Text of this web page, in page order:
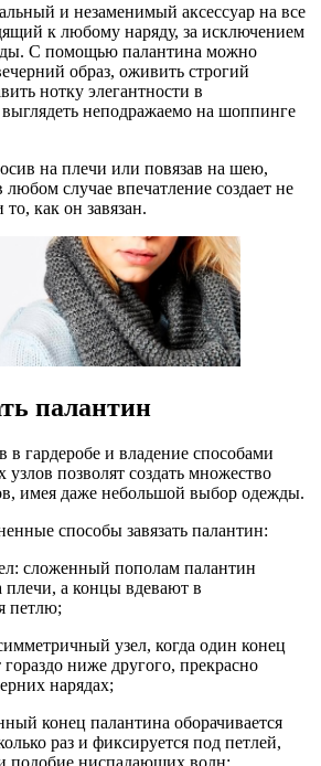
и незаменимый аксессуар на все
к любому наряду, за исключением
С помощью палантина можно
образ, оживить строгий
нотку элегантности в
неподражаемо на шоппинге
на плечи или повязав на шею,
случае впечатление создает не
то, как он завязан.
палантин
в гардеробе и владение способами
узлов позволят создать множество
имея даже небольшой выбор одежды.
способы завязать палантин:
сложенный пополам палантин
плечи, а концы вдевают в
петлю;
узел, когда один конец
гораздо ниже другого, прекрасно
нарядах;
конец палантина оборачивается
раз и фиксируется под петлей,